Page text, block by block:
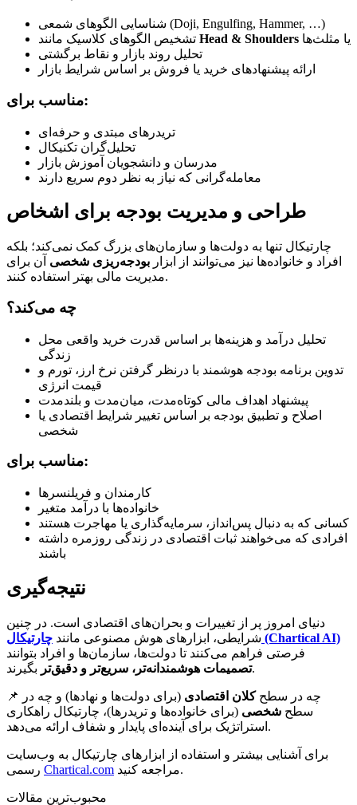
شناسایی الگوهای شمعی (Doji, Engulfing, Hammer, …)
Head & Shoulders یا مثلث‌ها
تحلیل روند بازار و نقاط برگشتی
ارائه پیشنهادهای خرید یا فروش بر اساس شرایط بازار
مناسب برای:
تریدرهای مبتدی و حرفه‌ای
تحلیل‌گران تکنیکال
مدرسان و دانشجویان آموزش بازار
معامله‌گرانی که نیاز به نظر دوم سریع دارند
طراحی و مدیریت بودجه برای اشخاص
چارتیکال تنها به دولت‌ها و سازمان‌های بزرگ کمک نمی‌کند؛ بلکه
افراد و خانواده‌ها نیز می‌توانند از ابزار بودجه‌ریزی شخصی آن برای
مدیریت مالی بهتر استفاده کنند.
چه می‌کند؟
تحلیل درآمد و هزینه‌ها بر اساس قدرت خرید واقعی محل
زندگی
تدوین برنامه بودجه هوشمند با درنظر گرفتن نرخ ارز، تورم و
قیمت انرژی
پیشنهاد اهداف مالی کوتاه‌مدت، میان‌مدت و بلندمدت
اصلاح و تطبیق بودجه بر اساس تغییر شرایط اقتصادی یا
شخصی
مناسب برای:
کارمندان و فریلنسرها
خانواده‌ها با درآمد متغیر
کسانی که به دنبال پس‌انداز، سرمایه‌گذاری یا مهاجرت هستند
افرادی که می‌خواهند ثبات اقتصادی در زندگی روزمره داشته
باشند
نتیجه‌گیری
دنیای امروز پر از تغییرات و بحران‌های اقتصادی است. در چنین
شرایطی، ابزارهای هوش مصنوعی مانند چارتیکال (Chartical AI)
فرصتی فراهم می‌کنند تا دولت‌ها، سازمان‌ها و افراد بتوانند
تصمیمات هوشمندانه‌تر، سریع‌تر و دقیق‌تربگیرند.
📌 چه در سطحکلان اقتصادی (برای دولت‌ها و نهادها) و چه در
سطح شخصی (برای خانواده‌ها و تریدرها)، چارتیکال راهکاری
استراتژیک برای آینده‌ای پایدار و شفاف ارائه می‌دهد.
برای آشنایی بیشتر و استفاده از ابزارهای چارتیکال به وب‌سایت
Chartical.com مراجعه کنید.
محبوب‌ترین مقالات